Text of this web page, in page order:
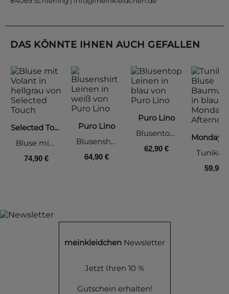
DAS KÖNNTE IHNEN AUCH GEFALLEN
Selected Touch
Bluse mit Volant, hellgrau
74,90 €
Puro Lino
Blusenshirt Leinen, weiß
64,90 €
Puro Lino
Blusentop Leinen, blau
62,90 €
59,90 €
meinkleidchenNewsletter
Jetzt Ihren 10 %
Gutschein erhalten!